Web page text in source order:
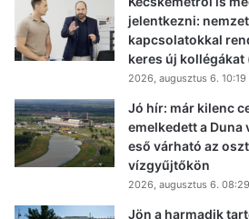
jelentkezni:
kapcsolatokkal
keres új kollégákat
2026, augusztus 6. 10:19
Jó hír: már kilenc
emelkedett a Duna
eső várható az
vízgyűjtőkön
2026, augusztus 6. 08:29
Jön a harmadik